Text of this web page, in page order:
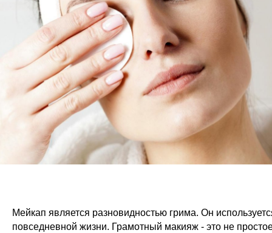
Мейкап является разновидностью грима. Он
повседневной жизни. Грамотный макияж - это не